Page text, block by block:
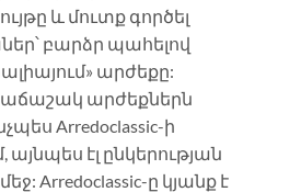
և մուտք գործել
բարձր պահելով
արժեքը:
արժեքներն
Arredoclassic-ի
էլ ընկերության
Arredoclassic-ը կյանք է